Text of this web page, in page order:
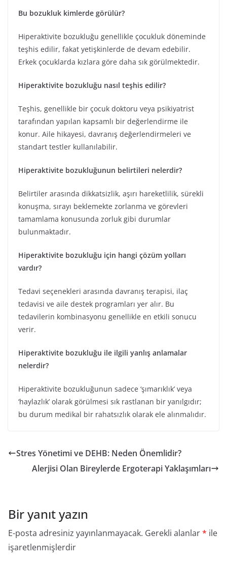
Bu bozukluk kimlerde görülür?
Hiperaktivite bozukluğu genellikle çocukluk döneminde
teşhis edilir, fakat yetişkinlerde de devam edebilir.
Erkek çocuklarda kızlara göre daha sık görülmektedir.
Hiperaktivite bozukluğu nasıl teşhis edilir?
Teşhis, genellikle bir çocuk doktoru veya psikiyatrist
tarafından yapılan kapsamlı bir değerlendirme ile
konur. Aile hikayesi, davranış değerlendirmeleri ve
standart testler kullanılabilir.
Hiperaktivite bozukluğunun belirtileri nelerdir?
Belirtiler arasında dikkatsizlik, aşırı hareketlilik, sürekli
konuşma, sırayı beklemekte zorlanma ve görevleri
tamamlama konusunda zorluk gibi durumlar
bulunmaktadır.
Hiperaktivite bozukluğu için hangi çözüm yolları
vardır?
Tedavi seçenekleri arasında davranış terapisi, ilaç
tedavisi ve aile destek programları yer alır. Bu
tedavilerin kombinasyonu genellikle en etkili sonucu
verir.
Hiperaktivite bozukluğu ile ilgili yanlış anlamalar
nelerdir?
Hiperaktivite bozukluğunun sadece ‘şımarıklık’ veya
‘haylazlık’ olarak görülmesi sık rastlanan bir yanılgıdır;
bu durum medikal bir rahatsızlık olarak ele alınmalıdır.
Stres Yönetimi ve DEHB: Neden Önemlidir?
Alerjisi Olan Bireylerde Ergoterapi Yaklaşımları
Bir yanıt yazın
E-posta adresiniz yayınlanmayacak. Gerekli alanlar* ile
işaretlenmişlerdir